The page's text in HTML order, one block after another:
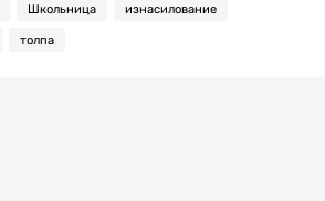
Школьница изнасилование
толпа